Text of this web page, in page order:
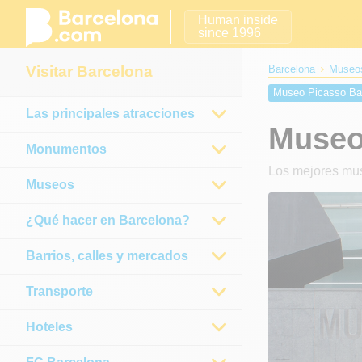
Human inside
since 1996
Barcelona
Museo Picasso
Foto Colectania
Museo Nacional
Los mejores
Visitar Barcelona
Las principales atracciones
Monumentos
Museos
¿Qué hacer en Barcelona?
Barrios, calles y mercados
Transporte
Hoteles